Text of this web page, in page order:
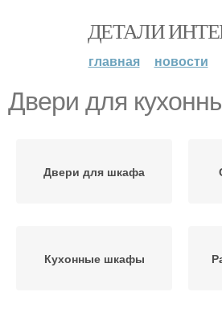
ДЕТАЛИ
главная новости
Двери для
Двери для шкафа
Кухонные шкафы